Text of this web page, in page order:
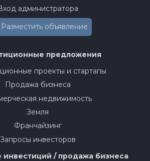
администратора
Разместить объявление
предложения
проекты и стартапы
Продажа бизнеса
недвижимость
Земля
Франчайзинг
Запросы инвесторов
инвестиций / продажа бизнеса